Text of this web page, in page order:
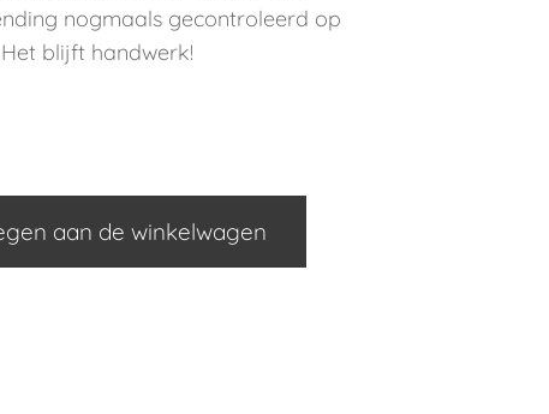
nogmaals gecontroleerd op
blijft handwerk!
aan de winkelwagen